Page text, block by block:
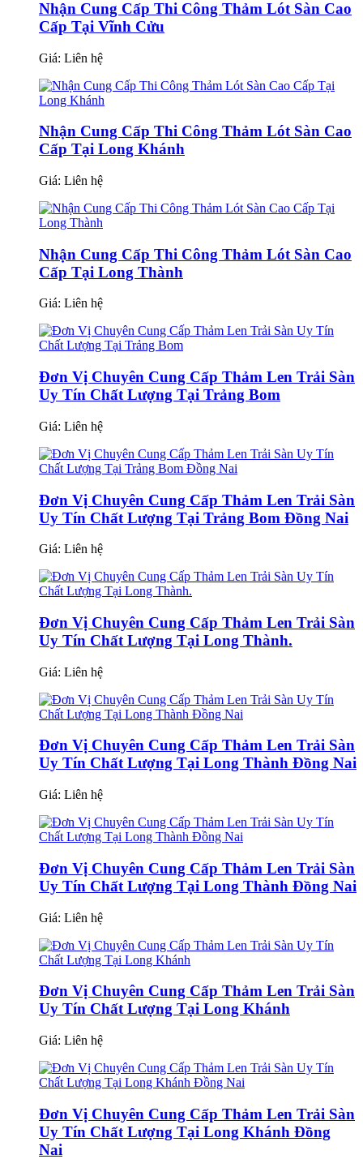
Nhận Cung Cấp Thi Công Thảm Lót Sàn Cao
Cấp Tại Vĩnh Cửu
Giá: Liên hệ
Nhận Cung Cấp Thi Công Thảm Lót Sàn Cao
Cấp Tại Long Khánh
Giá: Liên hệ
Nhận Cung Cấp Thi Công Thảm Lót Sàn Cao
Cấp Tại Long Thành
Giá: Liên hệ
Đơn Vị Chuyên Cung Cấp Thảm Len Trải Sàn
Uy Tín Chất Lượng Tại Trảng Bom
Giá: Liên hệ
Đơn Vị Chuyên Cung Cấp Thảm Len Trải Sàn
Uy Tín Chất Lượng Tại Trảng Bom Đồng Nai
Giá: Liên hệ
Đơn Vị Chuyên Cung Cấp Thảm Len Trải Sàn
Uy Tín Chất Lượng Tại Long Thành.
Giá: Liên hệ
Đơn Vị Chuyên Cung Cấp Thảm Len Trải Sàn
Uy Tín Chất Lượng Tại Long Thành Đồng Nai
Giá: Liên hệ
Đơn Vị Chuyên Cung Cấp Thảm Len Trải Sàn
Uy Tín Chất Lượng Tại Long Thành Đồng Nai
Giá: Liên hệ
Đơn Vị Chuyên Cung Cấp Thảm Len Trải Sàn
Uy Tín Chất Lượng Tại Long Khánh
Giá: Liên hệ
Đơn Vị Chuyên Cung Cấp Thảm Len Trải Sàn
Uy Tín Chất Lượng Tại Long Khánh Đồng
Nai